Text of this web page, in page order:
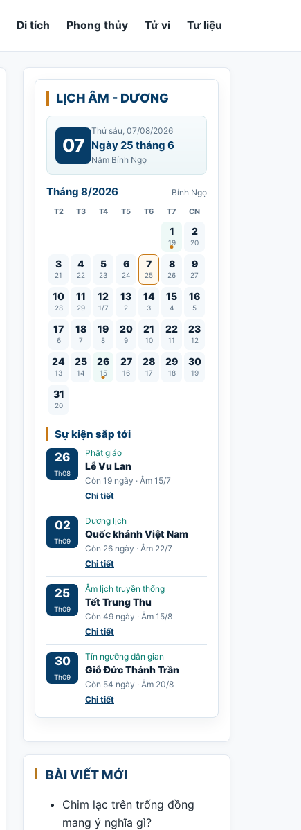
Di tích Phong thủy Tử vi Tư liệu
LỊCH ÂM - DƯƠNG
07
Thứ sáu, 07/08/2026
Ngày 25 tháng 6
Năm Bính Ngọ
Tháng 8/2026 Bính Ngọ
T2 T3 T4 T5 T6 T7 CN
1
19
Vía Quán Thế Âm thành đạo
2
20
3
21
4
22
5
23
6
24
7
25
8
26
9
27
10
28
11
29
12
1/7
13
2
14
3
15
4
16
5
17
6
18
7
19
8
20
9
21
10
22
11
23
12
24
13
25
14
26
15
Lễ Vu Lan
27
16
28
17
29
18
30
19
31
20
Sự kiện sắp tới
26
Th08
Phật giáo
Lễ Vu Lan
Còn 19 ngày · Âm 15/7
Chi tiết
02
Th09
Dương lịch
Quốc khánh Việt Nam
Còn 26 ngày · Âm 22/7
Chi tiết
25
Th09
Âm lịch truyền thống
Tết Trung Thu
Còn 49 ngày · Âm 15/8
Chi tiết
30
Th09
Tín ngưỡng dân gian
Giỗ Đức Thánh Trần
Còn 54 ngày · Âm 20/8
Chi tiết
BÀI VIẾT MỚI
Chim lạc trên trống đồng
mang ý nghĩa gì?